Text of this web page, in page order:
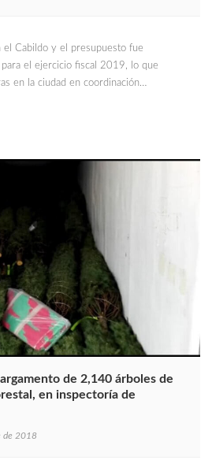
el Cabildo y el presupuesto fue
el ejercicio fiscal 2019, lo que
en la ciudad en coordinación…
de 2,140 árboles de
en inspectoría de
de 2018